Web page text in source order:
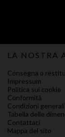
LA NOSTRA
Consegna o
Impressum
Politica sui cookie
Conformità
Condizioni
Tabella delle
Contattaci
Mappa del sito